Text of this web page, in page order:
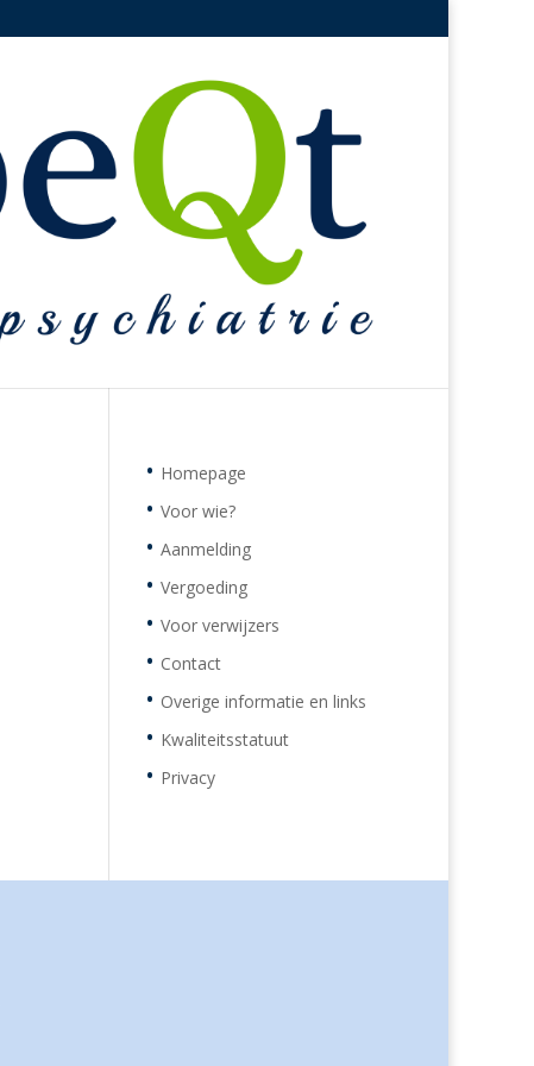
Homepage
Voor wie?
Aanmelding
Vergoeding
Voor verwijzers
Contact
Overige informatie en links
Kwaliteitsstatuut
Privacy